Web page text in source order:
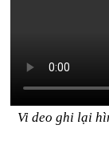
Vi deo ghi lại